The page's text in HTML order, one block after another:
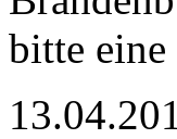
bitte